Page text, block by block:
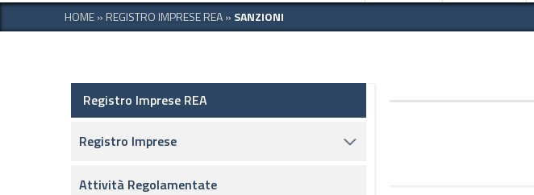
HOME» REGISTRO IMPRESE REA» SANZIONI
Registro Imprese REA
Registro Imprese
Attività Regolamentate